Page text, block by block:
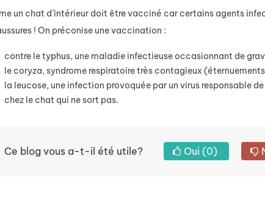
vie en
et trouvez
le
compagnon
adapté à
votre mode
de détecter
un chat d’intérieur doit être vacciné car certains agents
! On préconise une vaccination :
contre le typhus, une maladie infectieuse occasionnant de
le coryza, syndrome respiratoire très contagieux
la leucose, une infection provoquée par un virus responsable
chez le chat qui ne sort pas.
Ce blog vous a-t-il été utile? Oui (0)